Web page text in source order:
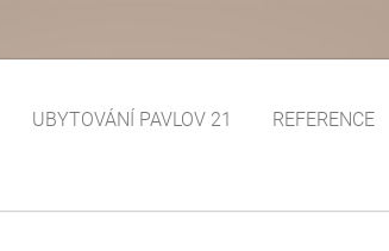
UBYTOVÁNÍ PAVLOV 21 REFERENCE